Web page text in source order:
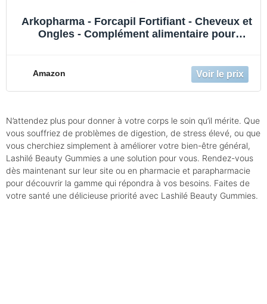
Arkopharma - Forcapil Fortifiant - Cheveux et
Ongles - Complément alimentaire pour
Amazon
N’attendez plus pour donner à votre corps le soin qu’il mérite. Que
vous souffriez de problèmes de digestion, de stress élevé, ou que
vous cherchiez simplement à améliorer votre bien-être général,
Lashilé Beauty Gummies a une solution pour vous. Rendez-vous
dès maintenant sur leur site ou en pharmacie et parapharmacie
pour découvrir la gamme qui répondra à vos besoins. Faites de
votre santé une délicieuse priorité avec Lashilé Beauty Gummies.